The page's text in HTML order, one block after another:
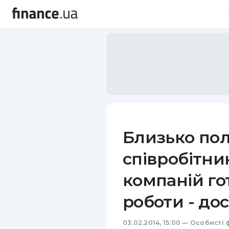
Близько
компаній
роботи -
03.02.2014, 15:00 — Особисті